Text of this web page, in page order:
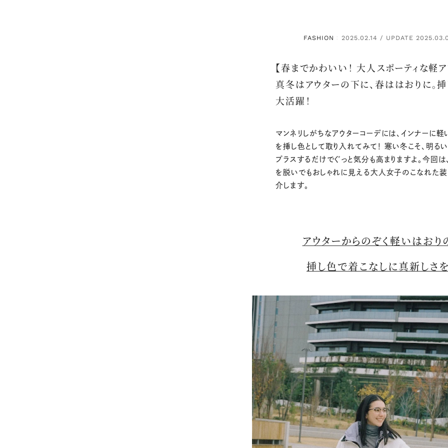
FASHION ： 2025.02.14 / UPDATE
【春までかわいい！ 大人スポーティな軽ア
真冬はアウターの下に、春ははおりに。
大活躍！
マンネリしがちなアウターコーデには、インナーに軽
を挿し色として取り入れてみて！ 寒い冬こそ、明る
プラスするだけでぐっと気分も高まりますよ。今回は
を脱いでもおしゃれに見える大人女子のこなれた
介します。
アウターからのぞく軽いはおり
挿し色で着こなしに真新しさ